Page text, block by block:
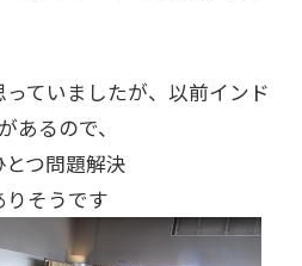
ていましたが、以前インド
あるので、
つ問題解決
りそうです